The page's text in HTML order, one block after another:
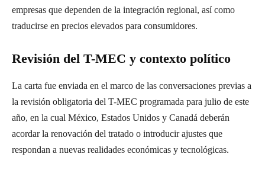
empresas que dependen de la integración regional, así como
traducirse en precios elevados para consumidores.
Revisión del T-MEC y contexto político
La carta fue enviada en el marco de las conversaciones previas a
la revisión obligatoria del T-MEC programada para julio de este
año, en la cual México, Estados Unidos y Canadá deberán
acordar la renovación del tratado o introducir ajustes que
respondan a nuevas realidades económicas y tecnológicas.